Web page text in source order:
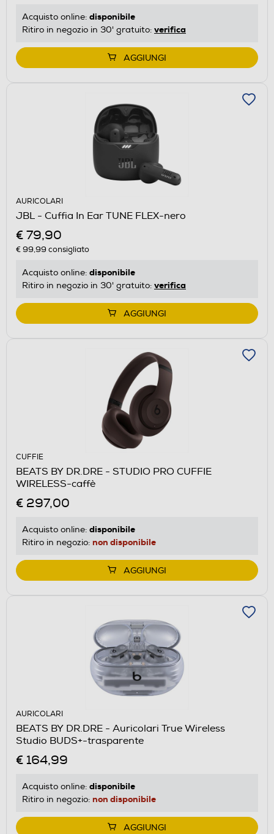
Acquisto online: disponibile
Ritiro in negozio in 30' gratuito: verifica
AGGIUNGI
AURICOLARI
JBL - Cuffia In Ear TUNE FLEX-nero
€ 79,90
€ 99,99 consigliato
Acquisto online: disponibile
Ritiro in negozio in 30' gratuito: verifica
AGGIUNGI
CUFFIE
BEATS BY DR.DRE - STUDIO PRO CUFFIE
WIRELESS-caffè
€ 297,00
Acquisto online: disponibile
Ritiro in negozio: non disponibile
AGGIUNGI
AURICOLARI
BEATS BY DR.DRE - Auricolari True Wireless
Studio BUDS+-trasparente
€ 164,99
Acquisto online: disponibile
Ritiro in negozio: non disponibile
AGGIUNGI